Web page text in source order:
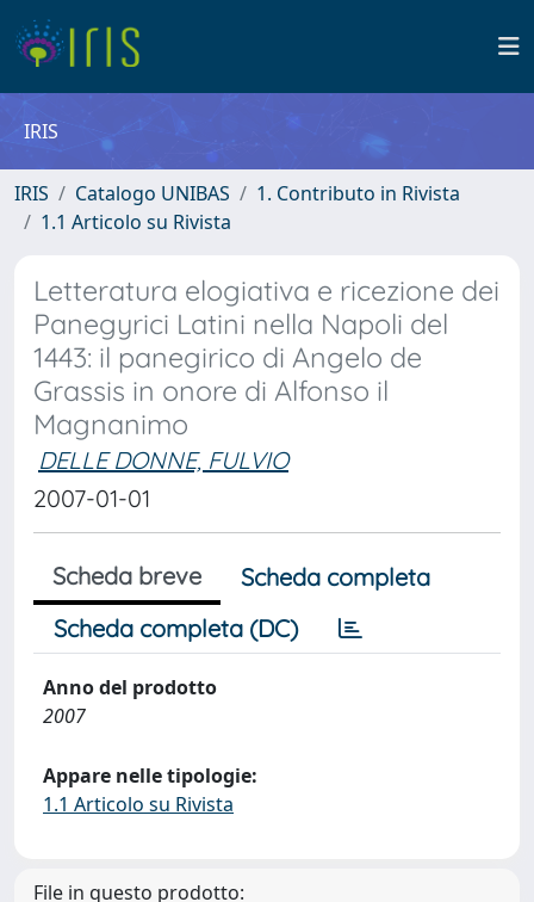
IRIS
IRIS Catalogo UNIBAS
1. Contributo in Rivista
1.1 Articolo su Rivista
Letteratura elogiativa e ricezione dei
Panegyrici Latini nella Napoli del
1443: il panegirico di Angelo de
Grassis in onore di Alfonso il
Magnanimo
DELLE DONNE, FULVIO
2007-01-01
Scheda breve
Scheda completa
Scheda completa (DC)
Anno del prodotto
2007
Appare nelle tipologie:
1.1 Articolo su Rivista
File in questo prodotto: